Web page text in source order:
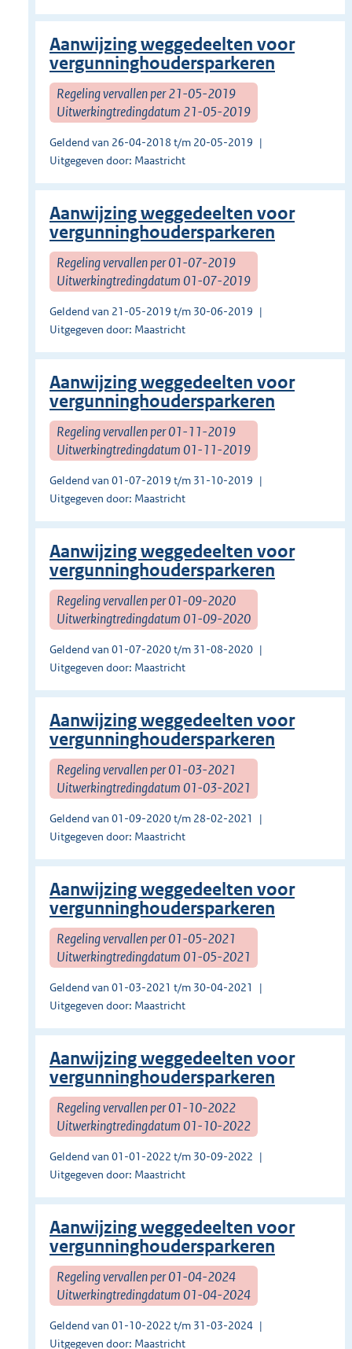
Aanwijzing weggedeelten voor
vergunninghoudersparkeren
Regeling vervallen per 21-05-2019
Uitwerkingtredingdatum 21-05-2019
Geldend van 26-04-2018 t/m 20-05-2019
Uitgegeven door: Maastricht
Aanwijzing weggedeelten voor
vergunninghoudersparkeren
Regeling vervallen per 01-07-2019
Uitwerkingtredingdatum 01-07-2019
Geldend van 21-05-2019 t/m 30-06-2019
Uitgegeven door: Maastricht
Aanwijzing weggedeelten voor
vergunninghoudersparkeren
Regeling vervallen per 01-11-2019
Uitwerkingtredingdatum 01-11-2019
Geldend van 01-07-2019 t/m 31-10-2019
Uitgegeven door: Maastricht
Aanwijzing weggedeelten voor
vergunninghoudersparkeren
Regeling vervallen per 01-09-2020
Uitwerkingtredingdatum 01-09-2020
Geldend van 01-07-2020 t/m 31-08-2020
Uitgegeven door: Maastricht
Aanwijzing weggedeelten voor
vergunninghoudersparkeren
Regeling vervallen per 01-03-2021
Uitwerkingtredingdatum 01-03-2021
Geldend van 01-09-2020 t/m 28-02-2021
Uitgegeven door: Maastricht
Aanwijzing weggedeelten voor
vergunninghoudersparkeren
Regeling vervallen per 01-05-2021
Uitwerkingtredingdatum 01-05-2021
Geldend van 01-03-2021 t/m 30-04-2021
Uitgegeven door: Maastricht
Aanwijzing weggedeelten voor
vergunninghoudersparkeren
Regeling vervallen per 01-10-2022
Uitwerkingtredingdatum 01-10-2022
Geldend van 01-01-2022 t/m 30-09-2022
Uitgegeven door: Maastricht
Aanwijzing weggedeelten voor
vergunninghoudersparkeren
Regeling vervallen per 01-04-2024
Uitwerkingtredingdatum 01-04-2024
Geldend van 01-10-2022 t/m 31-03-2024
Uitgegeven door: Maastricht